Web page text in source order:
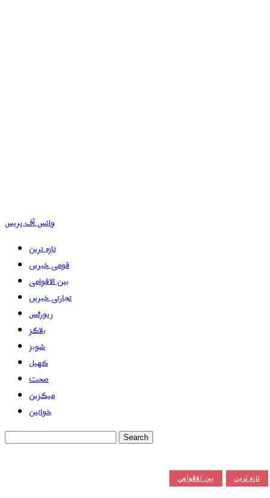
وائس آف پریس
تازہ ترین
قومی خبریں
بین الاقوامی
تجارتی خبریں
رپورٹس
بلاگز
شوبز
کھیل
صحت
میگزین
خواتین
بین الاقوامی تازہ ترین